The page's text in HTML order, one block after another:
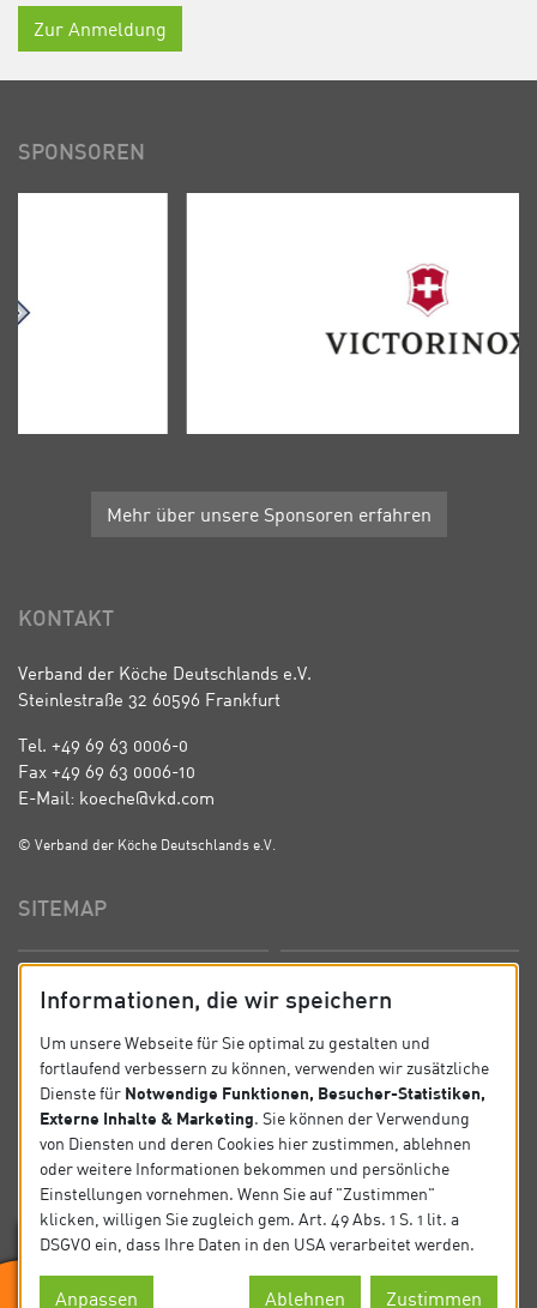
Zur Anmeldung
SPONSOREN
Mehr über unsere Sponsoren erfahren
KONTAKT
Verband der Köche Deutschlands e.V.
Steinlestraße 32 60596 Frankfurt
Tel. +49 69 63 0006-0
Fax +49 69 63 0006-10
E-Mail: koeche@vkd.com
© Verband der Köche Deutschlands e.V.
SITEMAP
News Kontakt
Datenschutz Impressum
SOCIAL
Folgen Sie uns auf Social Media.
Informationen, die wir speichern
Um unsere Webseite für Sie optimal zu gestalten und
fortlaufend verbessern zu können, verwenden wir zusätzliche
Dienste für Notwendige Funktionen, Besucher-Statistiken,
Externe Inhalte & Marketing. Sie können der Verwendung
von Diensten und deren Cookies hier zustimmen, ablehnen
oder weitere Informationen bekommen und persönliche
Einstellungen vornehmen. Wenn Sie auf "Zustimmen"
klicken, willigen Sie zugleich gem. Art. 49 Abs. 1 S. 1 lit. a
DSGVO ein, dass Ihre Daten in den USA verarbeitet werden.
Anpassen Ablehnen Zustimmen